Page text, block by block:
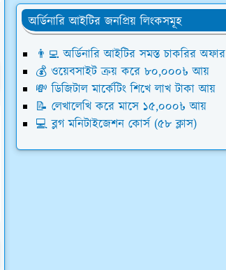
অর্ডিনারি আইটির জনপ্রিয় লিংকসমূহ
👨‍💻 অর্ডিনারি আইটির সমস্ত চাকরির অফার
💰 ওয়েবসাইট ক্রয় করে ৮০,০০০৳ আয়
💸 ডিজিটাল মার্কেটিং শিখে লাখ টাকা আয়
📝 লেখালেখি করে মাসে ১৫,০০০৳ আয়
💻 ব্লগ মনিটাইজেশন কোর্স (৫৮ ক্লাস)